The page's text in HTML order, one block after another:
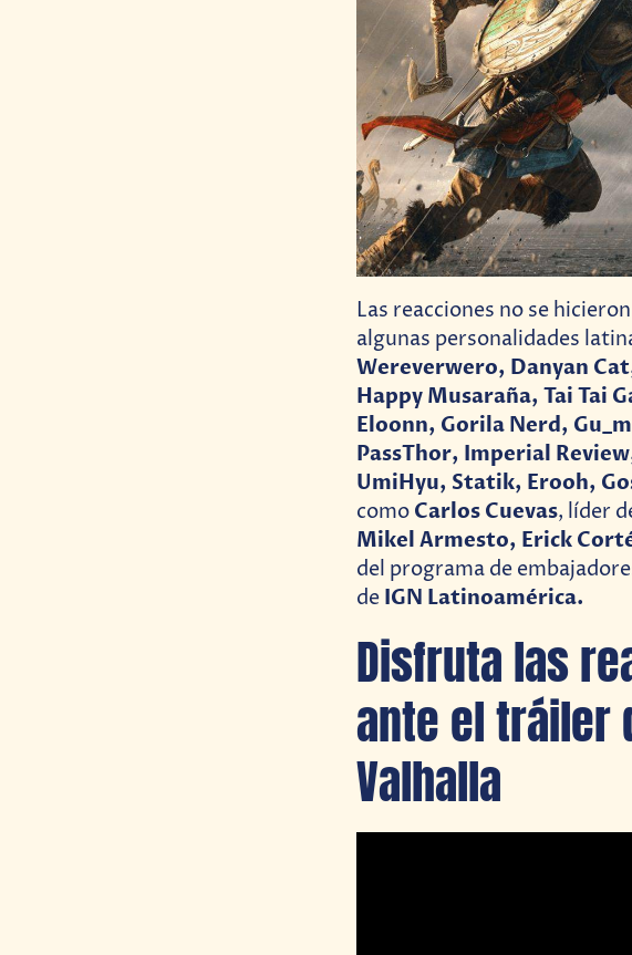
Las reacciones no se
algunas personalidades
Wereverwero, Danyan
Happy Musaraña, Tai Tai
Eloonn, Gorila Nerd,
PassThor, Imperial
UmiHyu, Statik, Erooh,
como Carlos Cuevas, líder
Mikel Armesto, Erick
del programa de
de IGN Latinoamérica.
Disfruta las
ante el tráiler
Valhalla